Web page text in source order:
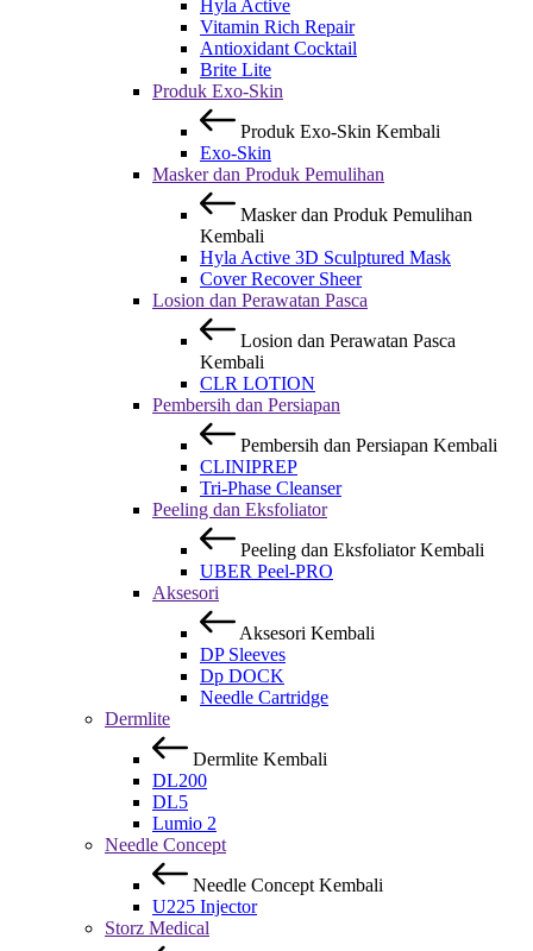
Hyla Active
Vitamin Rich Repair
Antioxidant Cocktail
Brite Lite
Produk Exo-Skin
Produk Exo-Skin Kembali
Exo-Skin
Masker dan Produk Pemulihan
Masker dan Produk Pemulihan
Kembali
Hyla Active 3D Sculptured Mask
Cover Recover Sheer
Losion dan Perawatan Pasca
Losion dan Perawatan Pasca
Kembali
CLR LOTION
Pembersih dan Persiapan
Pembersih dan Persiapan Kembali
CLINIPREP
Tri-Phase Cleanser
Peeling dan Eksfoliator
Peeling dan Eksfoliator Kembali
UBER Peel-PRO
Aksesori
Aksesori Kembali
DP Sleeves
Dp DOCK
Needle Cartridge
Dermlite
Dermlite Kembali
DL200
DL5
Lumio 2
Needle Concept
Needle Concept Kembali
U225 Injector
Storz Medical